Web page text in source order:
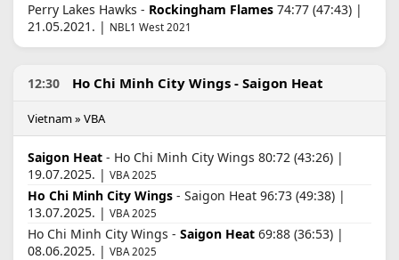
Perry Lakes Hawks - Rockingham Flames 74:77 (47:43) |
21.05.2021. | NBL1 West 2021
12:30 Ho Chi Minh City Wings - Saigon Heat
Vietnam » VBA
Saigon Heat - Ho Chi Minh City Wings 80:72 (43:26) |
19.07.2025. | VBA 2025
Ho Chi Minh City Wings - Saigon Heat 96:73 (49:38) |
13.07.2025. | VBA 2025
Ho Chi Minh City Wings - Saigon Heat 69:88 (36:53) |
08.06.2025. | VBA 2025